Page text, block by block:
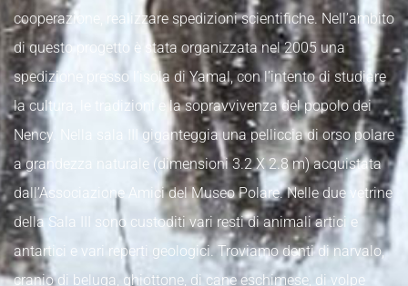
cooperazione, realizzare spedizioni scientifiche. Nell’ambito
di questo progetto è stata organizzata nel 2005 una
spedizione presso l’isola di Yamal, con l’intento di studiare
la cultura, le tradizioni e la sopravvivenza del popolo dei
Nency. Nella sala III giganteggia una pelliccia di orso polare
a grandezza naturale (dimensioni 3.2 X 2.8 m) acquistata
dall’Associazione Amici del Museo Polare. Nelle due vetrine
della Sala III sono custoditi vari resti di animali artici e
antartici e vari reperti geologici. Troviamo denti di narvalo,
cranio di beluga, ghiottone, di cane eschimese, di volpe